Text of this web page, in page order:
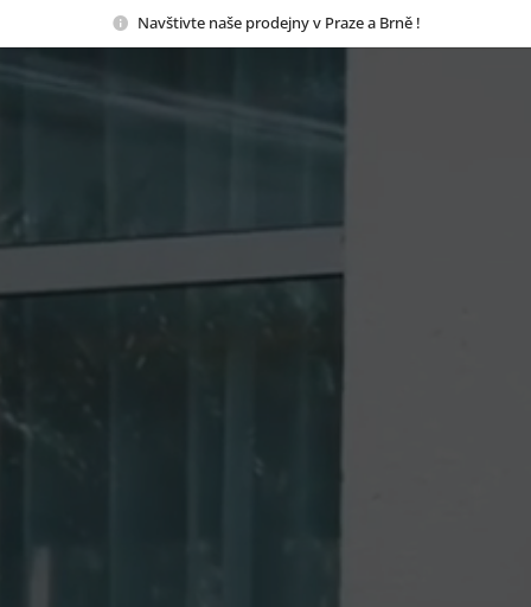
Navštivte naše prodejny v Praze a Brně !